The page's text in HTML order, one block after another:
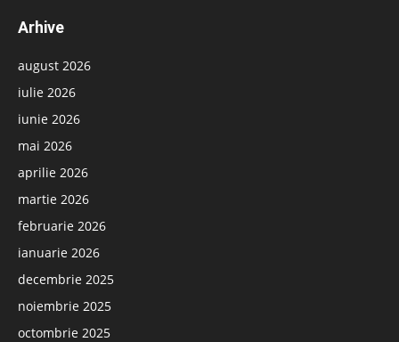
Arhive
august 2026
iulie 2026
iunie 2026
mai 2026
aprilie 2026
martie 2026
februarie 2026
ianuarie 2026
decembrie 2025
noiembrie 2025
octombrie 2025